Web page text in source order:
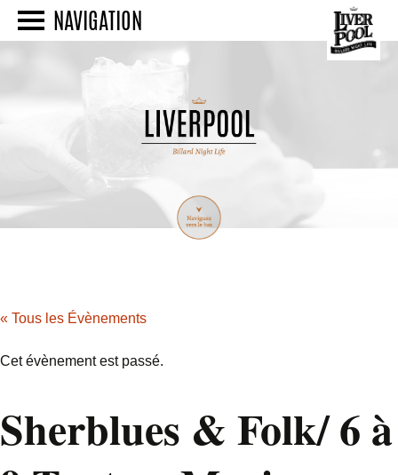
NAVIGATION
« Tous les Évènements
Cet évènement est passé.
Sherblues & Folk/ 6 à